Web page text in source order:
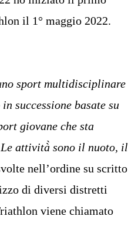
il 1° maggio 2022.
sport multidisciplinare
successione basate su
giovane che sta
attività̀ sono il nuoto, il
nell’ordine su scritto
di diversi distretti
viene chiamato